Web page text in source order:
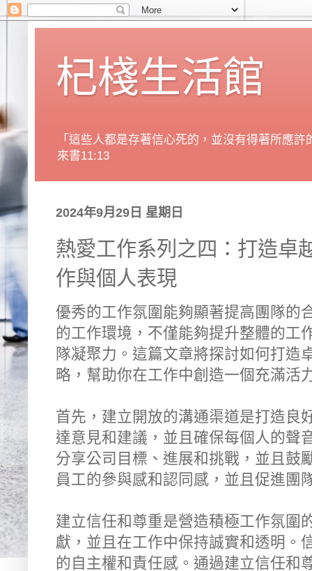
杞棧生活館
「這些人都是存著信心死的，並沒有得著所應
來書11:13
2024年9月29日 星期日
熱愛工作系列之四：打造
作與個人表現
優秀的工作氛圍能夠顯著提高團隊的
的工作環境，不僅能夠提升整體的工
隊凝聚力。這篇文章將探討如何打造
略，幫助你在工作中創造一個充滿活
首先，建立開放的溝通渠道是打造良
達意見和建議，並且確保每個人的聲
分享公司目標、進展和挑戰，並且鼓
員工的參與感和認同感，並且促進團
建立信任和尊重是營造積極工作氛圍
獻，並且在工作中保持誠實和透明。
的自主權和責任感。通過建立信任和